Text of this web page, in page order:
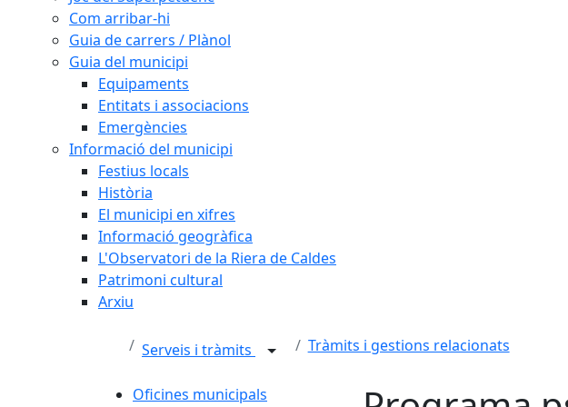
Com arribar-hi
Guia de carrers / Plànol
Guia del municipi
Equipaments
Entitats i associacions
Emergències
Informació del municipi
Festius locals
Història
El municipi en xifres
Informació geogràfica
L'Observatori de la Riera de Caldes
Patrimoni cultural
Arxiu
Serveis i tràmits Tràmits i gestions relacionats
Oficines municipals